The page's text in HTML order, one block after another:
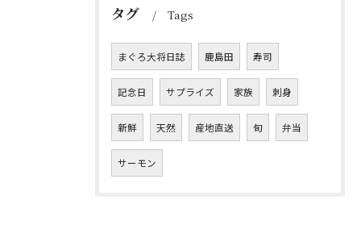
タグ Tags
まぐろ大将日誌 鹿島田 寿司
記念日 サプライズ 家族 刺身
新鮮 天然 産地直送 旬 弁当
サーモン